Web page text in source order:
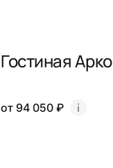
Гостиная Арко
от 94 050 ₽